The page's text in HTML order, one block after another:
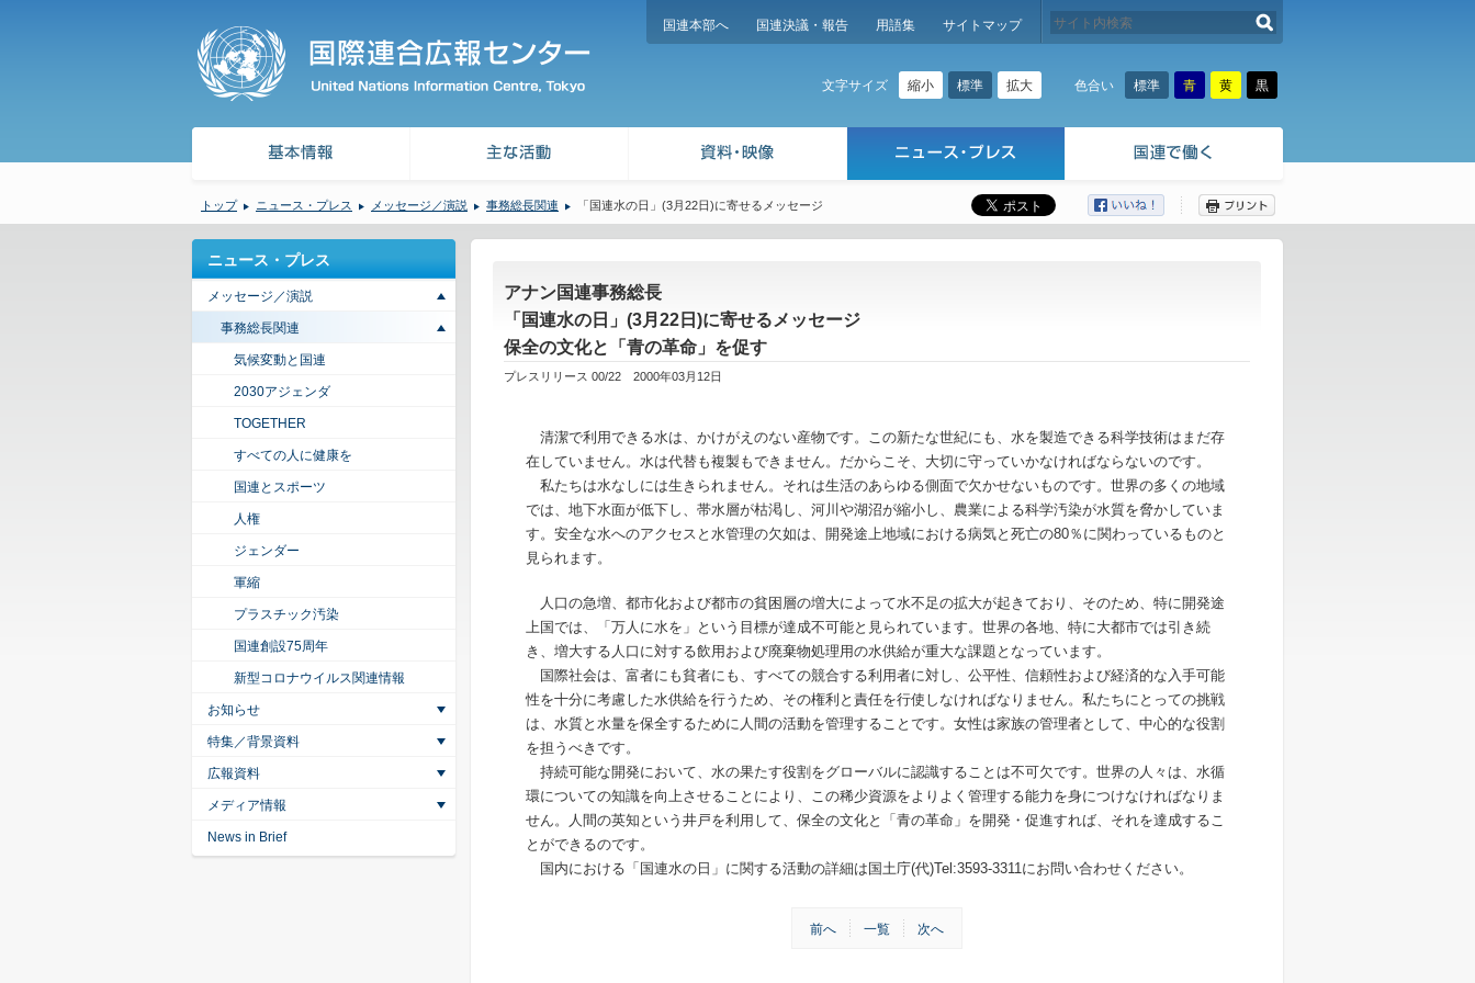
国連本部へ 国連決議・報告 用語集 サイトマップ
文字サイズ 縮小 標準 拡大 色合い 標準 青 黄 黒
トップ ニュース・プレス メッセージ／演説 事務総長関連 「国連水の日」(3月22日)に寄せるメッセージ
アナン国連事務総長
「国連水の日」(3月22日)に寄せるメッセージ
保全の文化と「青の革命」を促す
プレスリリース 00/22 2000年03月12日
清潔で利用できる水は、かけがえのない産物です。この新たな世紀にも、水を製造できる科学技術はまだ存
在していません。水は代替も複製もできません。だからこそ、大切に守っていかなければならないのです。
私たちは水なしには生きられません。それは生活のあらゆる側面で欠かせないものです。世界の多くの地域
では、地下水面が低下し、帯水層が枯渇し、河川や湖沼が縮小し、農業による科学汚染が水質を脅かしていま
す。安全な水へのアクセスと水管理の欠如は、開発途上地域における病気と死亡の80％に関わっているものと
見られます。
人口の急増、都市化および都市の貧困層の増大によって水不足の拡大が起きており、そのため、特に開発途
上国では、「万人に水を」という目標が達成不可能と見られています。世界の各地、特に大都市では引き続
き、増大する人口に対する飲用および廃棄物処理用の水供給が重大な課題となっています。
国際社会は、富者にも貧者にも、すべての競合する利用者に対し、公平性、信頼性および経済的な入手可能
性を十分に考慮した水供給を行うため、その権利と責任を行使しなければなりません。私たちにとっての挑戦
は、水質と水量を保全するために人間の活動を管理することです。女性は家族の管理者として、中心的な役割
を担うべきです。
持続可能な開発において、水の果たす役割をグローバルに認識することは不可欠です。世界の人々は、水循
環についての知識を向上させることにより、この稀少資源をよりよく管理する能力を身につけなければなりま
せん。人間の英知という井戸を利用して、保全の文化と「青の革命」を開発・促進すれば、それを達成するこ
とができるのです。
国内における「国連水の日」に関する活動の詳細は国土庁(代)Tel:3593-3311にお問い合わせください。
前へ 一覧 次へ
ニュース・プレス
メッセージ／演説
事務総長関連
気候変動と国連
2030アジェンダ
TOGETHER
すべての人に健康を
国連とスポーツ
人権
ジェンダー
軍縮
プラスチック汚染
国連創設75周年
新型コロナウイルス関連情報
お知らせ
特集／背景資料
広報資料
メディア情報
News in Brief